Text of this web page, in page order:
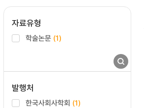
자료유형
학술논문 (1)
발행처
한국사회사학회 (1)